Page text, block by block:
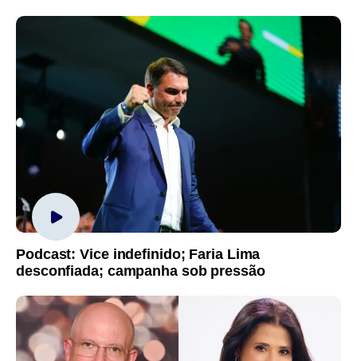
Podcast: Vice indefinido; Faria Lima
desconfiada; campanha sob pressão